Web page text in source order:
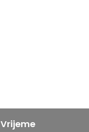
Vrijeme